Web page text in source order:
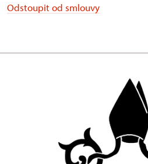
Odstoupit od smlouvy